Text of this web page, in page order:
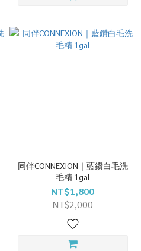
同伴CONNEXION｜藍鑽白毛洗
毛精 1gal
NT$1,800
NT$2,000